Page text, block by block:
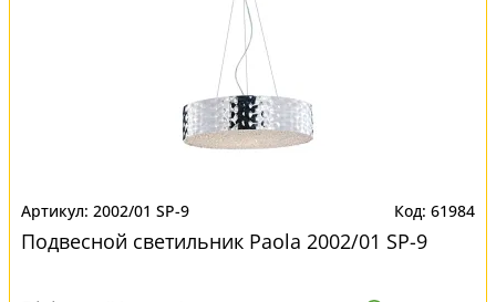
2002/01 SP-9 61984
Подвесной светильник Paola 2002/01 SP-9